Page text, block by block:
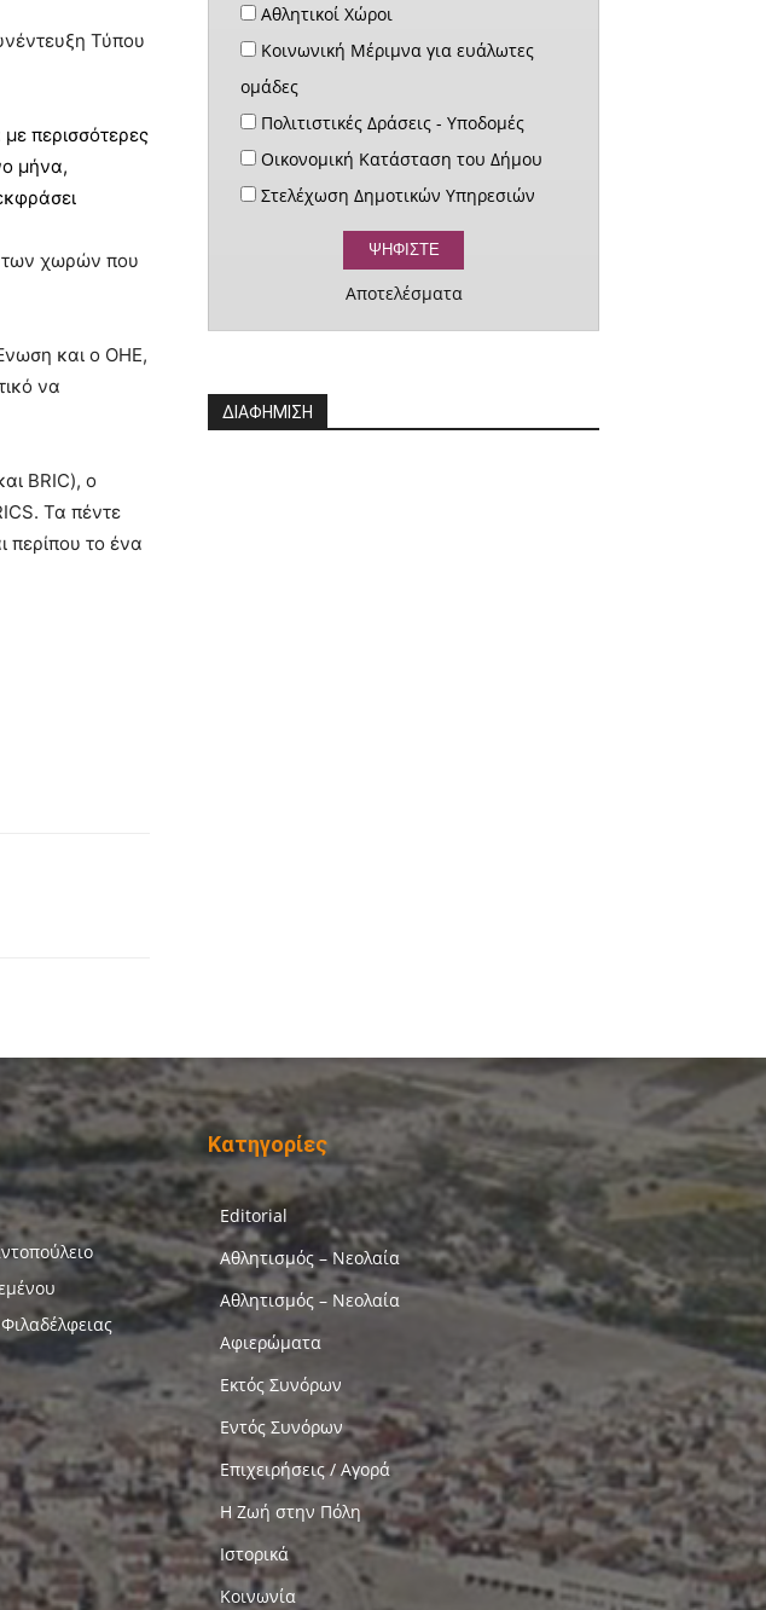
Τύπου
περισσότερες
μήνα,
των χωρών που
και ο ΟΗΕ,
να
BRIC), ο
Τα πέντε
το ένα
Αθλητικοί Χώροι
Κοινωνική Μέριμνα για ευάλωτες
ομάδες
Πολιτιστικές Δράσεις - Υποδομές
Οικονομική Κατάσταση του Δήμου
Στελέχωση Δημοτικών Υπηρεσιών
Αποτελέσματα
ΔΙΑΦΗΜΙΣΗ
Κατηγορίες
Editorial
Αθλητισμός – Νεολαία
Αθλητισμός – Νεολαία
Αφιερώματα
Εκτός Συνόρων
Εντός Συνόρων
Επιχειρήσεις / Αγορά
Η Ζωή στην Πόλη
Ιστορικά
Κοινωνία